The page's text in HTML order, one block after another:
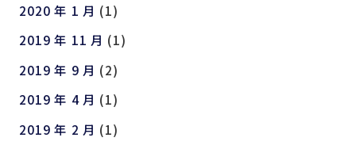
2020 年 1 月 (1)
2019 年 11 月 (1)
2019 年 9 月 (2)
2019 年 4 月 (1)
2019 年 2 月 (1)